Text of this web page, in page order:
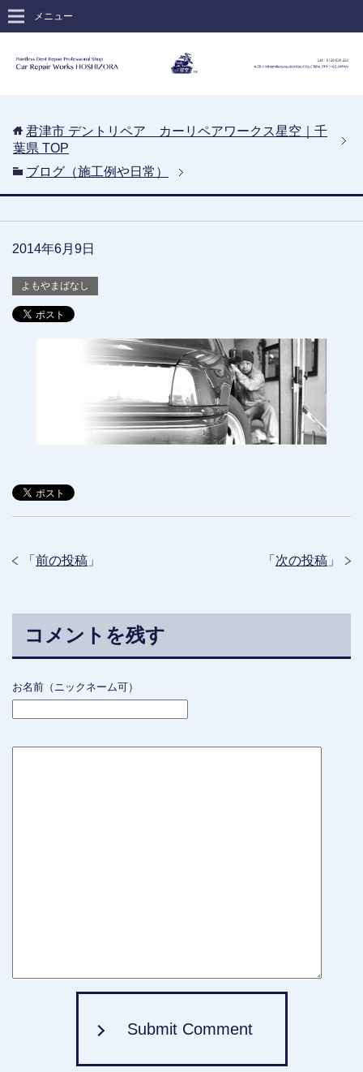
メニュー
君津市 デントリペア カーリペアワークス星空｜千
葉県 TOP
ブログ（施工例や日常）
2014年6月9日
よもやまばなし
「 次の投稿 」
「 前の投稿 」
コメントを残す
お名前（ニックネーム可）
Submit Comment